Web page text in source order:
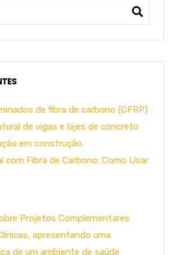
com Fibra de Carbono: Como Usar